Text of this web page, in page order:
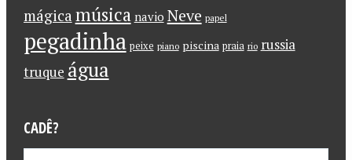
mágica música navio Neve papel
pegadinha peixe piano piscina praia rio russia
truque água
CADÊ?